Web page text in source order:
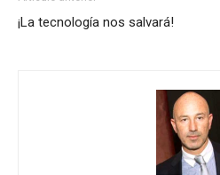
¡La tecnología nos salvará!